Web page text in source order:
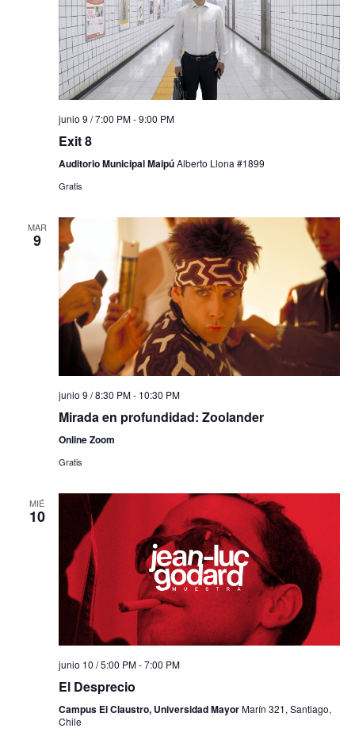
junio 9 / 7:00 PM-9:00 PM
Exit 8
Auditorio Municipal MaipúAlberto Llona #1899
Gratis
MAR
9
junio 9 / 8:30 PM- 10:30 PM
Mirada en profundidad: Zoolander
Online Zoom
Gratis
MIÉ
10
junio 10 / 5:00 PM-7:00 PM
El Desprecio
Campus El Claustro, Universidad MayorMarín 321, Santiago,
Chile